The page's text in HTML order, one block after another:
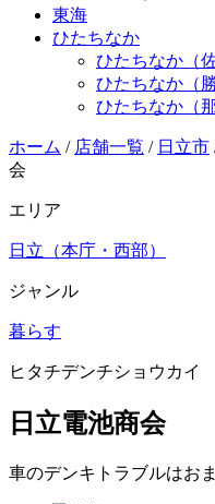
東海
ひたちなか
ひたちなか（佐
ひたちなか（勝
ひたちなか（
ホーム / 店舗一覧 / 日立市
会
エリア
日立（本庁・西部）
ジャンル
暮らす
ヒタチデンチショウカイ
日立電池商会
車のデンキトラブルはお